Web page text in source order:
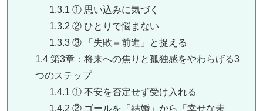
1.3.1 ① 思い込みに気づく
1.3.2 ② ひとりで悩まない
1.3.3③ 「失敗＝前進」と捉える
1.4第3章：将来への焦りと孤独感をやわらげる3
つのステップ
1.4.1 ① 不安を否定せず受け入れる
1.4.2 ② ゴールを「結婚」から「幸せな未